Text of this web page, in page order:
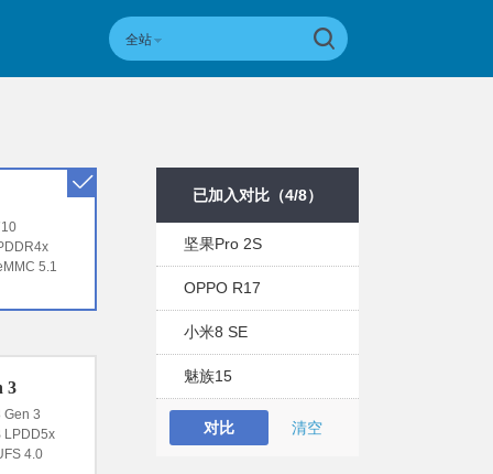
全站
5.1
3
Gen 3
LPDD5x
4.0
已加入对比（4/8）
坚果Pro 2S
OPPO R17
小米8 SE
魅族15
对比 清空